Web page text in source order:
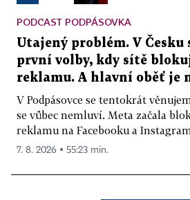
PODCAST PODPÁSOVKA
Utajený problém. V Česku
první volby, kdy sítě
reklamu. A hlavní oběť je
V Podpásovce se tentokrát
se vůbec nemluví. Meta začala
reklamu na Facebooku a
7. 8. 2026 ▪ 55:23 min.